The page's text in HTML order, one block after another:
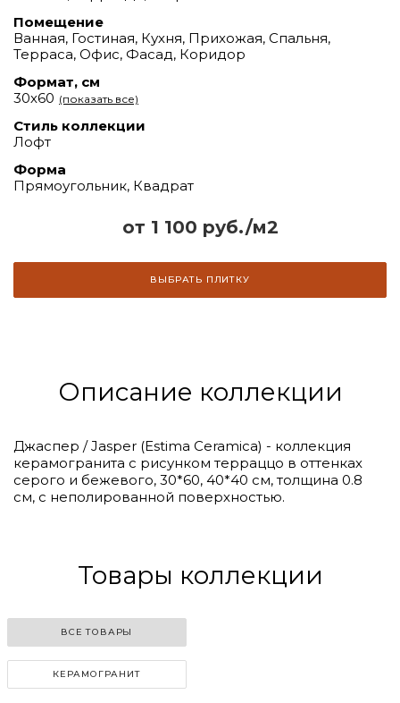
от 1 100 руб./м2
ВЫБРАТЬ ПЛИТКУ
Помещение
Ванная, Гостиная, Кухня, Прихожая, Спальня,
Терраса, Офис, Фасад, Коридор
Формат, см
30х60 (показать все)
Стиль коллекции
Лофт
Форма
Прямоугольник, Квадрат
Описание коллекции
Джаспер / Jasper (Estima Ceramica) - коллекция
керамогранита с рисунком терраццо в оттенках
серого и бежевого, 30*60, 40*40 см, толщина 0.8
см, с неполированной поверхностью.
Товары коллекции
ВСЕ ТОВАРЫ
КЕРАМОГРАНИТ